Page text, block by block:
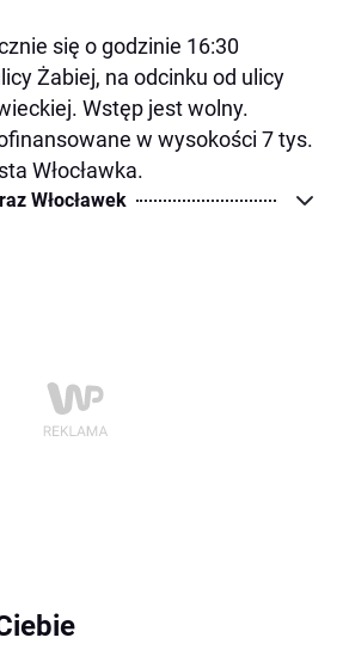
się o godzinie 16:30
Żabiej, na odcinku od ulicy
Wstęp jest wolny.
w wysokości 7 tys.
Włocławka.
Włocławek